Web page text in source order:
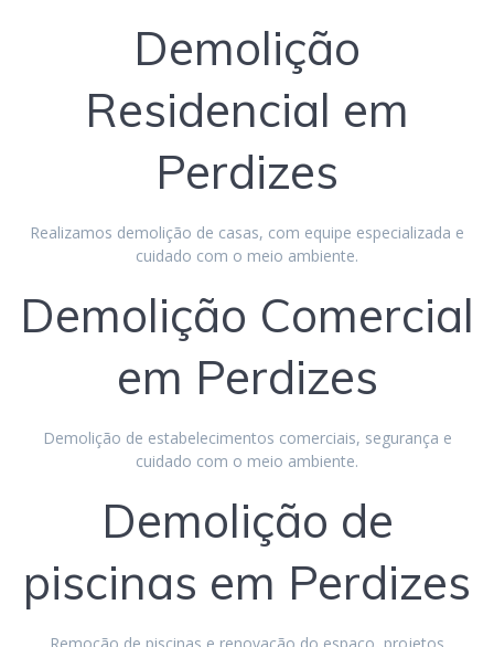
Demolição
Residencial em
Perdizes
Realizamos demolição de casas, com equipe especializada e
cuidado com o meio ambiente.
Demolição Comercial
em Perdizes
Demolição de estabelecimentos comerciais, segurança e
cuidado com o meio ambiente.
Demolição de
piscinas em Perdizes